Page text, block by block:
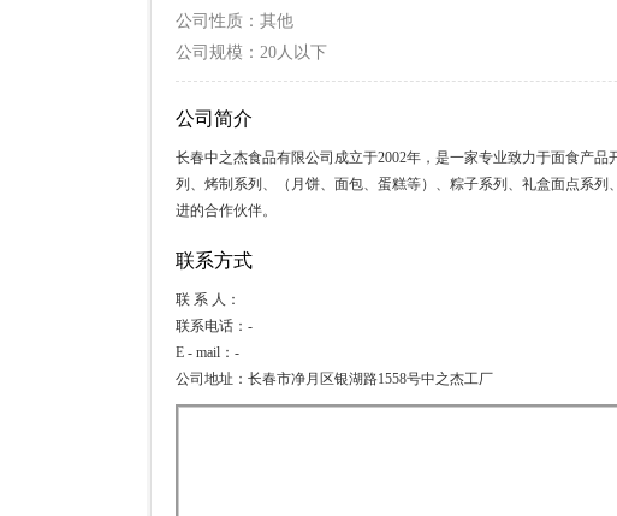
公司性质：其他
公司规模：20人以下
公司简介
长春中之杰食品有限公司成立于2002年，是一家专业致力于面食产
列、烤制系列、（月饼、面包、蛋糕等）、粽子系列、礼盒面点系
进的合作伙伴。
联系方式
联 系 人：
联系电话：-
E - mail：-
公司地址：长春市净月区银湖路1558号中之杰工厂